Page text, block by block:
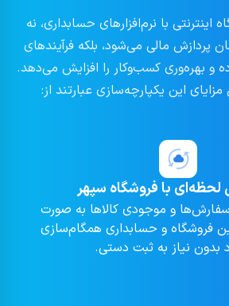
اینترنتی با نرم‌افزارهای حسابداری، نه
پردازش مالی می‌شود، بلکه فرآیندهای
و بهره‌وری کسب‌وکار را افزایش می‌دهد.
این یکپارچه‌سازی عبارتند از:
با فروشگاه سپهر
و موجودی کالاها به صورت
فروشگاه و حسابداری همگام‌سازی
بدون نیاز به ثبت دستی.